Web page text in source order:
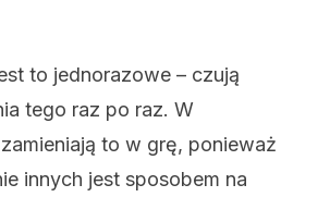
to jednorazowe – czują
tego raz po raz. W
to w grę, ponieważ
innych jest sposobem na